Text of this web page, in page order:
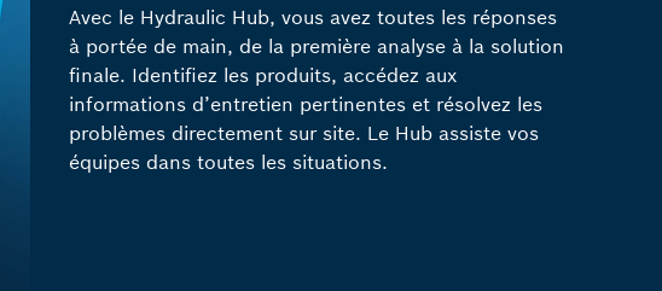
Avec le Hydraulic Hub, vous avez toutes les réponses
à portée de main, de la première analyse à la solution
finale. Identifiez les produits, accédez aux
informations d’entretien pertinentes et résolvez les
problèmes directement sur site. Le Hub assiste vos
équipes dans toutes les situations.